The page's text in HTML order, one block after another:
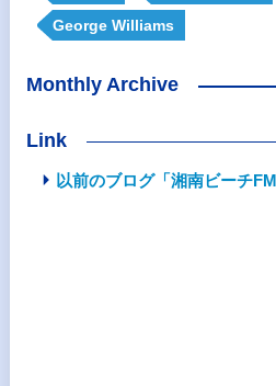
George Williams
Monthly Archive
Link
以前のブログ「湘南ビーチ